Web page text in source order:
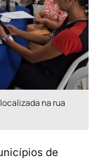
na rua
de